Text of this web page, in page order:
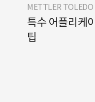
METTLER TOLEDO
특수 어플리케
팁